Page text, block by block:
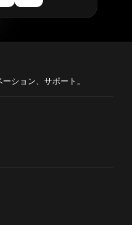
ション、サポート。